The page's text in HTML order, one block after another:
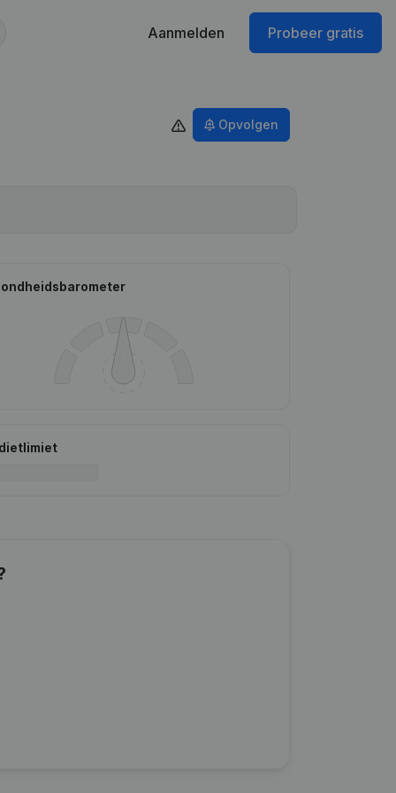
Aanmelden Probeer gratis
Opvolgen